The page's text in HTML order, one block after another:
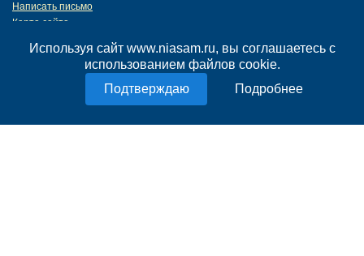
Используя сайт www.niasam.ru, вы соглашаетесь с
использованием файлов cookie.
Подробнее
Написать письмо
Карта сайта
Политика конфиденциальности
Согласие на обработку персональных данных